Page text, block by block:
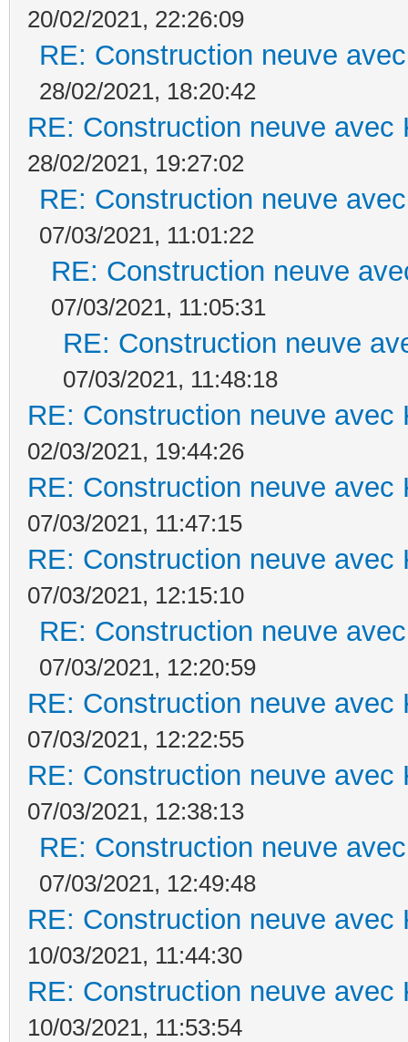
20/02/2021, 22:26:09
RE: Construction neuve
28/02/2021, 18:20:42
RE: Construction neuve avec
28/02/2021, 19:27:02
RE: Construction neuve
07/03/2021, 11:01:22
RE: Construction neuve
07/03/2021, 11:05:31
RE: Construction neuve
07/03/2021, 11:48:18
RE: Construction neuve avec
02/03/2021, 19:44:26
RE: Construction neuve avec
07/03/2021, 11:47:15
RE: Construction neuve avec
07/03/2021, 12:15:10
RE: Construction neuve
07/03/2021, 12:20:59
RE: Construction neuve avec
07/03/2021, 12:22:55
RE: Construction neuve avec
07/03/2021, 12:38:13
RE: Construction neuve
07/03/2021, 12:49:48
RE: Construction neuve avec
10/03/2021, 11:44:30
RE: Construction neuve avec
10/03/2021, 11:53:54